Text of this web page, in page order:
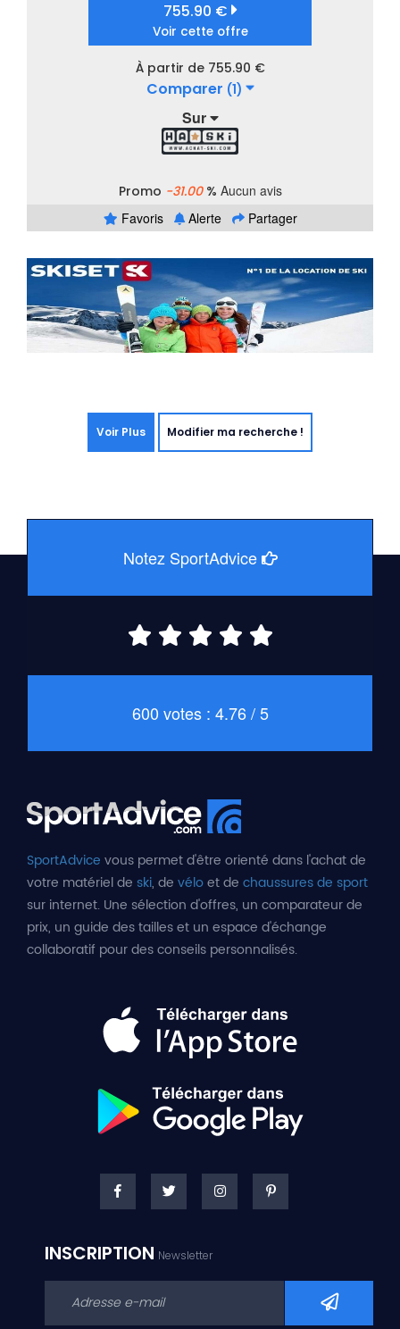
755.90 €
Voir cette offre
À partir de 755.90 €
Comparer (1)
Sur
Promo -31.00% Aucun avis
Favoris
Alerte Partager
Voir Plus Modifier ma recherche !
Notez SportAdvice
600 votes : 4.76 / 5
SportAdvice vous permet d'être orienté dans l'achat de
votre matériel de ski, de véloet de chaussures de sport
sur internet. Une sélection d'offres, un comparateur de
prix, un guide des tailles et un espace d'échange
collaboratif pour des conseils personnalisés.
INSCRIPTION Newsletter